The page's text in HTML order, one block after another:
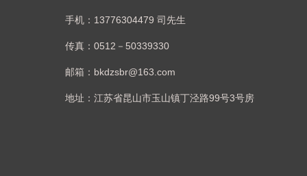
手机：13776304479 司先生
传真：0512－50339330
邮箱：bkdzsbr@163.com
地址：江苏省昆山市玉山镇丁泾路99号3号房